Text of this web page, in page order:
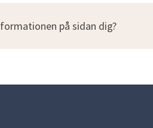
på sidan dig?